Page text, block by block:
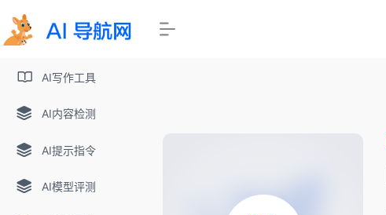
AI写作工具
AI内容检测
AI提示指令
AI模型评测